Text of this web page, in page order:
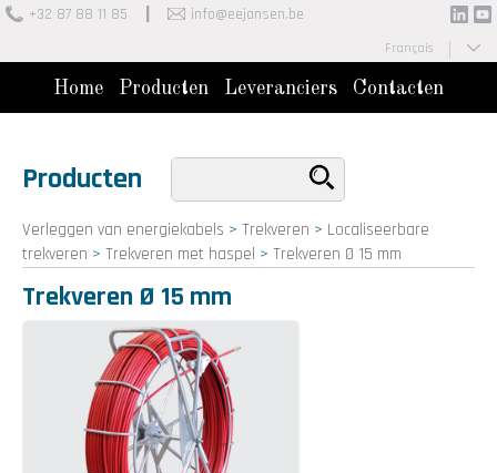
+32 87 88 11 85 info@eejansen.be
Français
Nederlands
Home Producten Leveranciers Contacten
Producten
Verleggen van energiekabels > Trekveren > Localiseerbare
trekveren > Trekveren met haspel > Trekveren Ø 15 mm
Trekveren Ø 15 mm